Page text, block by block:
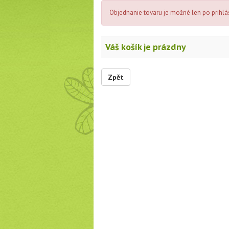
Objednanie tovaru je možné len po
Váš košík je prázdny
Zpět